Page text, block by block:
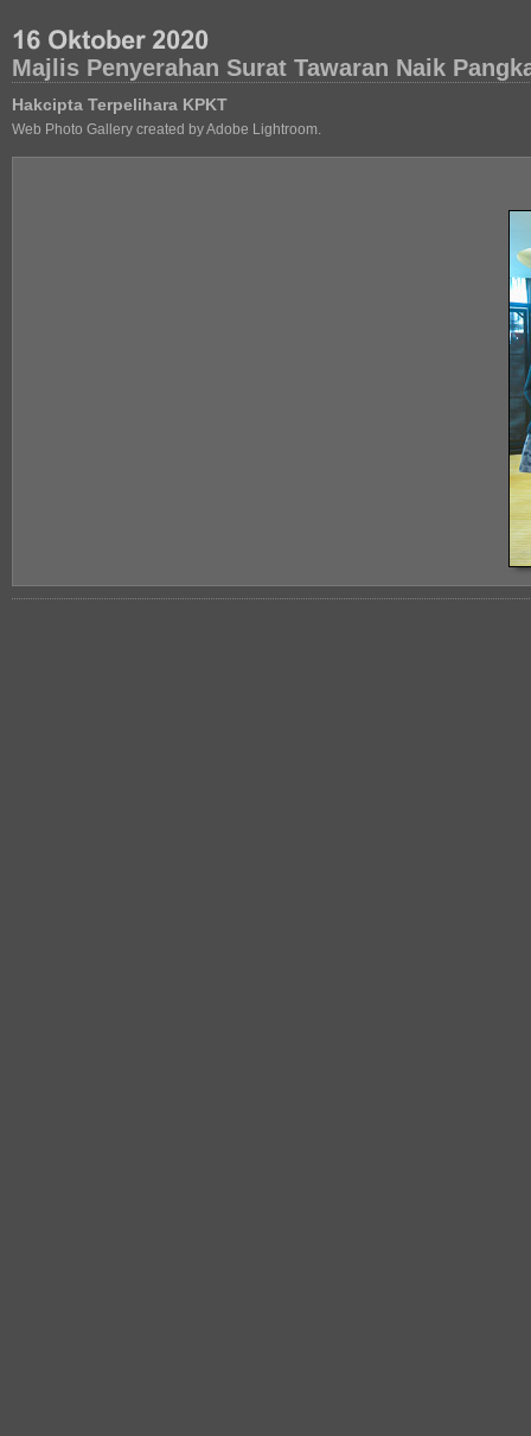
Majlis Penyerahan Surat Tawaran Naik
Hakcipta Terpelihara KPKT
Web Photo Gallery created by Adobe Lightroom.